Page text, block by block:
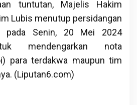
tuntutan, Majelis Hakim
Lubis menutup persidangan
pada Senin, 20 Mei 2024
mendengarkan nota
para terdakwa maupun tim
(Liputan6.com)